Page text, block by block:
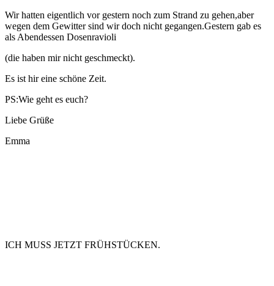
Wir hatten eigentlich vor gestern noch zum Strand zu gehen,aber
wegen dem Gewitter sind wir doch nicht gegangen.Gestern gab es
als Abendessen Dosenravioli
(die haben mir nicht geschmeckt).
Es ist hir eine schöne Zeit.
PS:Wie geht es euch?
Liebe Grüße
Emma
ICH MUSS JETZT FRÜHSTÜCKEN.